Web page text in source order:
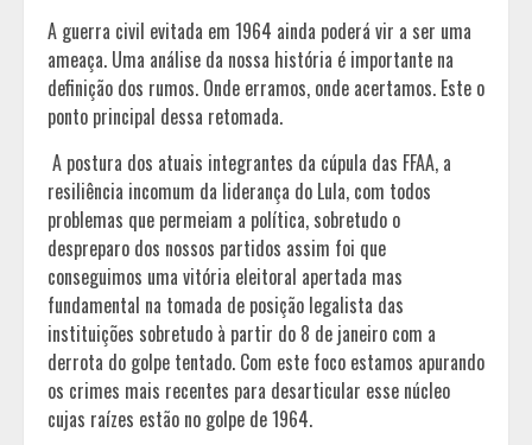
A guerra civil evitada em 1964 ainda poderá vir a ser uma
ameaça. Uma análise da nossa história é importante na
definição dos rumos. Onde erramos, onde acertamos. Este o
ponto principal dessa retomada.
A postura dos atuais integrantes da cúpula das FFAA, a
resiliência incomum da liderança do Lula, com todos
problemas que permeiam a política, sobretudo o
despreparo dos nossos partidos assim foi que
conseguimos uma vitória eleitoral apertada mas
fundamental na tomada de posição legalista das
instituições sobretudo à partir do 8 de janeiro com a
derrota do golpe tentado. Com este foco estamos apurando
os crimes mais recentes para desarticular esse núcleo
cujas raízes estão no golpe de 1964.